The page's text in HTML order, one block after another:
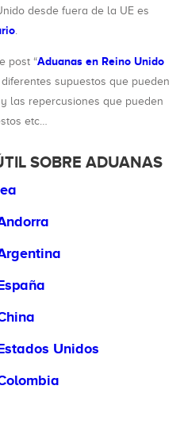
desde fuera de la UE es
.
post “Aduanas en Reino Unido
supuestos que pueden
las repercusiones que pueden
etc…
SOBRE ADUANAS
Unidos